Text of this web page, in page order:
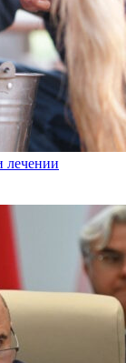
лечении